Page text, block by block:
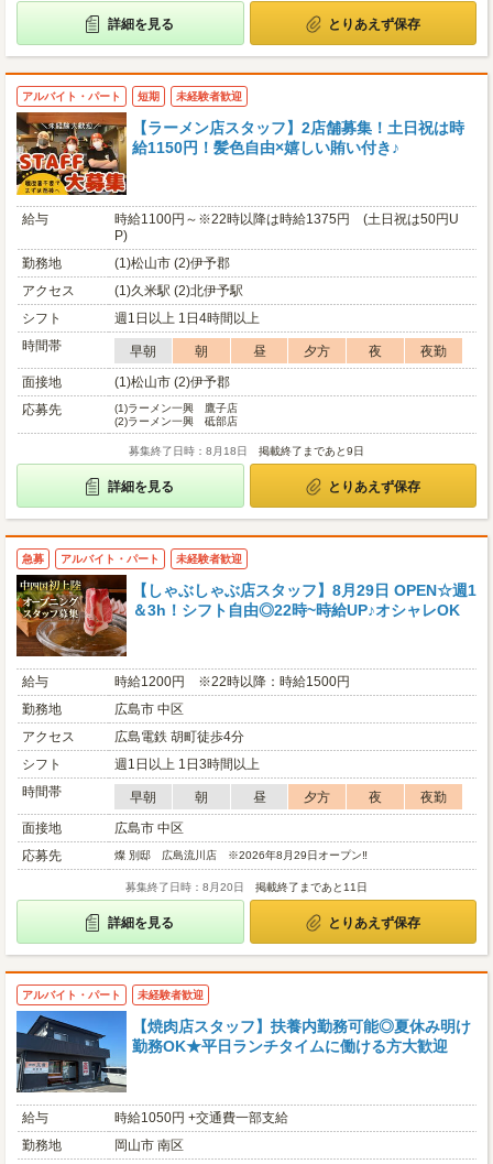
詳細を見る とりあえず保存
アルバイト・パート 短期 未経験者歓迎
【ラーメン店スタッフ】2店舗募集！土日祝は時
給1150円！髪色自由×嬉しい賄い付き♪
給与
時給1100円～※22時以降は時給1375円 (土日祝は50円U
P)
勤務地
(1)松山市 (2)伊予郡
アクセス
(1)久米駅 (2)北伊予駅
シフト
週1日以上 1日4時間以上
時間帯
早朝 朝 昼 夕方 夜
夜勤
面接地
(1)松山市 (2)伊予郡
応募先
(1)ラーメン一興 鷹子店
(2)ラーメン一興 砥部店
募集終了日時：8月18日 掲載終了まであと9日
詳細を見る とりあえず保存
急募 アルバイト・パート 未経験者歓迎
【しゃぶしゃぶ店スタッフ】8月29日 OPEN☆週1
＆3h！シフト自由◎22時~時給UP♪オシャレOK
給与
時給1200円 ※22時以降：時給1500円
勤務地
広島市 中区
アクセス
広島電鉄 胡町徒歩4分
シフト
週1日以上 1日3時間以上
時間帯
早朝 朝 昼 夕方 夜
夜勤
面接地
広島市 中区
応募先
燦 別邸 広島流川店 ※2026年8月29日オープン‼
募集終了日時：8月20日 掲載終了まであと11日
詳細を見る とりあえず保存
アルバイト・パート 未経験者歓迎
【焼肉店スタッフ】扶養内勤務可能◎夏休み明け
勤務OK★平日ランチタイムに働ける方大歓迎
給与
時給1050円 +交通費一部支給
勤務地
岡山市 南区